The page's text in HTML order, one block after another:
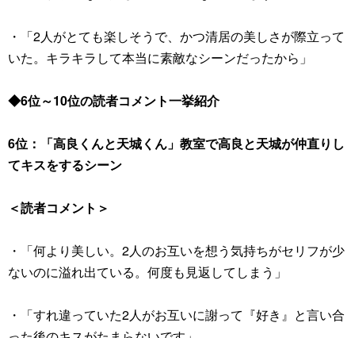
・「2人がとても楽しそうで、かつ清居の美しさが際立って
いた。キラキラして本当に素敵なシーンだったから」
◆6位～10位の読者コメント一挙紹介
6位：「高良くんと天城くん」教室で高良と天城が仲直りし
てキスをするシーン
＜読者コメント＞
・「何より美しい。2人のお互いを想う気持ちがセリフが少
ないのに溢れ出ている。何度も見返してしまう」
・「すれ違っていた2人がお互いに謝って『好き』と言い合